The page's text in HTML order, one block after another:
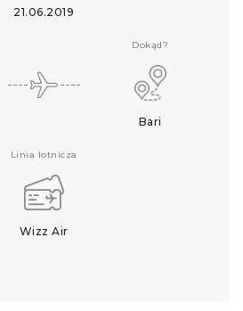
21.06.2019
Dokąd?
Bari
Linia lotnicza
Wizz Air